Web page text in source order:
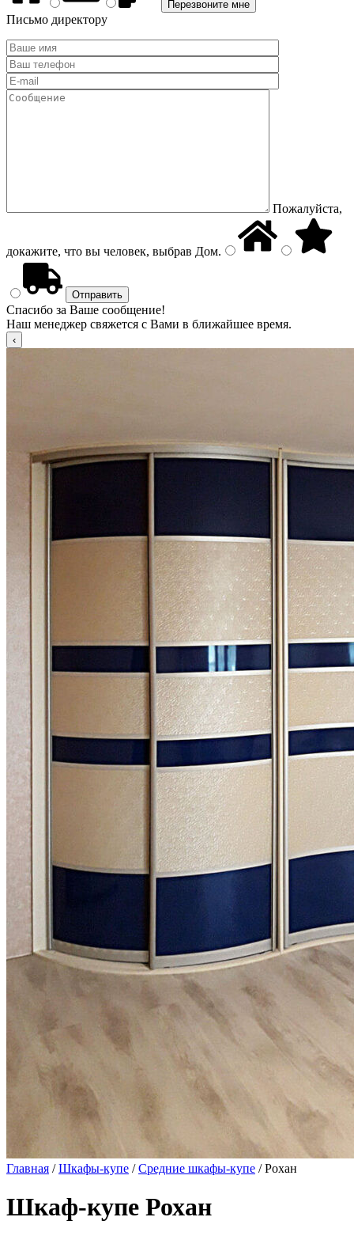
Письмо директору
Пожалуйста,
докажите, что вы человек, выбрав Дом.
Спасибо за Ваше сообщение!
Наш менеджер свяжется с Вами в ближайшее время.
Главная /Шкафы-купе /Средние шкафы-купе / Рохан
Шкаф-купе Рохан